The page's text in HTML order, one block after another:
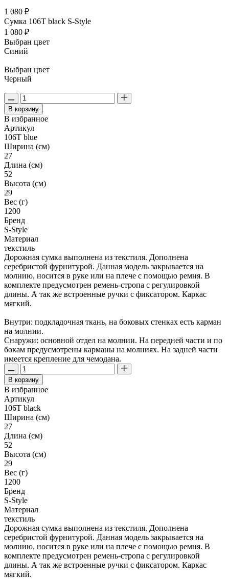
1 080 ₽
Сумка 106T black S-Style
1 080 ₽
Выбран цвет
Синий
Выбран цвет
Черный
В корзину
В избранное
Артикул
106T blue
Ширина (см)
27
Длина (см)
52
Высота (см)
29
Вес (г)
1200
Бренд
S-Style
Материал
текстиль
Дорожная сумка выполнена из текстиля. Дополнена
серебристой фурнитурой. Данная модель закрывается на
молнию, носится в руке или на плече с помощью ремня. В
комплекте предусмотрен ремень-стропа с регулировкой
длины. А так же встроенные ручки с фиксатором. Каркас
мягкий.
Внутри: подкладочная ткань, на боковых стенках есть карман
на молнии.
Снаружи: основной отдел на молнии. На передней части и по
бокам предусмотрены карманы на молниях. На задней части
имеется крепление для чемодана.
В корзину
В избранное
Артикул
106T black
Ширина (см)
27
Длина (см)
52
Высота (см)
29
Вес (г)
1200
Бренд
S-Style
Материал
текстиль
Дорожная сумка выполнена из текстиля. Дополнена
серебристой фурнитурой. Данная модель закрывается на
молнию, носится в руке или на плече с помощью ремня. В
комплекте предусмотрен ремень-стропа с регулировкой
длины. А так же встроенные ручки с фиксатором. Каркас
мягкий.